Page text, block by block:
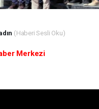
(Haberi Sesli Oku)
Merkezi